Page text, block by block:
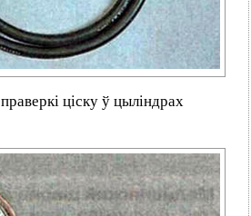
ціску ў цыліндрах